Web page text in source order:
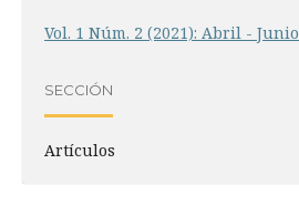
Vol. 1 Núm. 2 (2021): Abril - Junio
SECCIÓN
Artículos